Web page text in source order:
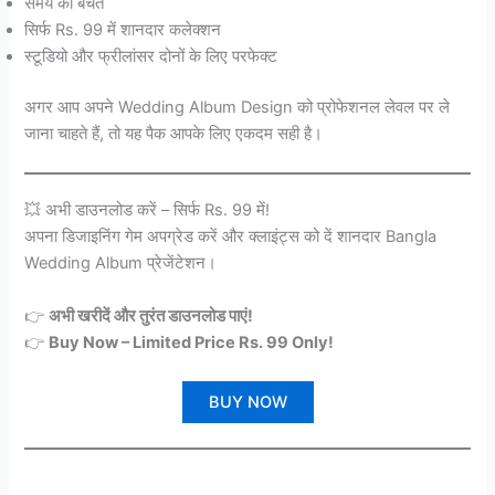
सिर्फ Rs. 99 में शानदार कलेक्शन
स्टूडियो और फ्रीलांसर दोनों के लिए परफेक्ट
अगर आप अपने Wedding Album Design को प्रोफेशनल लेवल पर ले
जाना चाहते हैं, तो यह पैक आपके लिए एकदम सही है।
💥 अभी डाउनलोड करें – सिर्फ Rs. 99 में!
अपना डिजाइनिंग गेम अपग्रेड करें और क्लाइंट्स को दें शानदार Bangla
Wedding Album प्रेजेंटेशन।
👉अभी खरीदें और तुरंत डाउनलोड पाएं!
👉 Buy Now – Limited Price Rs. 99 Only!
BUY NOW